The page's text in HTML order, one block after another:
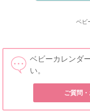
ベビ
ベビーカレンダ
い。
ご質問